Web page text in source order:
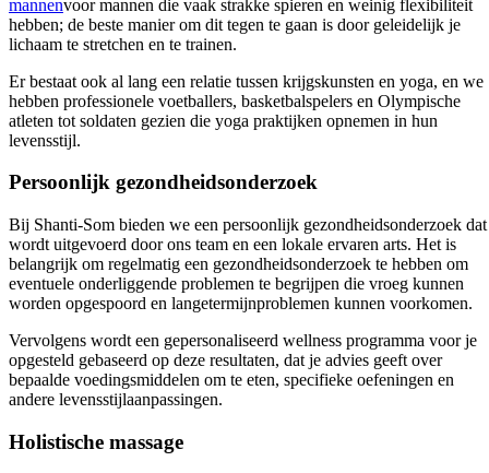
mannenvoor mannen die vaak strakke spieren en weinig flexibiliteit
hebben; de beste manier om dit tegen te gaan is door geleidelijk je
lichaam te stretchen en te trainen.
Er bestaat ook al lang een relatie tussen krijgskunsten en yoga, en we
hebben professionele voetballers, basketbalspelers en Olympische
atleten tot soldaten gezien die yoga praktijken opnemen in hun
levensstijl.
Persoonlijk gezondheidsonderzoek
Bij Shanti-Som bieden we een persoonlijk gezondheidsonderzoek dat
wordt uitgevoerd door ons team en een lokale ervaren arts. Het is
belangrijk om regelmatig een gezondheidsonderzoek te hebben om
eventuele onderliggende problemen te begrijpen die vroeg kunnen
worden opgespoord en langetermijnproblemen kunnen voorkomen.
Vervolgens wordt een gepersonaliseerd wellness programma voor je
opgesteld gebaseerd op deze resultaten, dat je advies geeft over
bepaalde voedingsmiddelen om te eten, specifieke oefeningen en
andere levensstijlaanpassingen.
Holistische massage